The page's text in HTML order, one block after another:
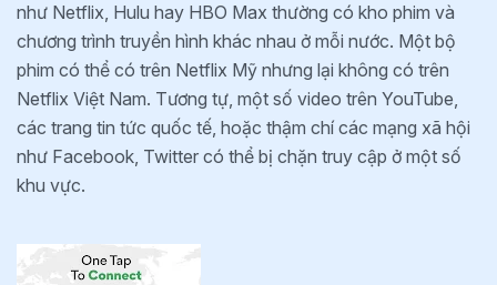
như Netflix, Hulu hay HBO Max thường có kho phim và
chương trình truyền hình khác nhau ở mỗi nước. Một bộ
phim có thể có trên Netflix Mỹ nhưng lại không có trên
Netflix Việt Nam. Tương tự, một số video trên YouTube,
các trang tin tức quốc tế, hoặc thậm chí các mạng xã hội
như Facebook, Twitter có thể bị chặn truy cập ở một số
khu vực.